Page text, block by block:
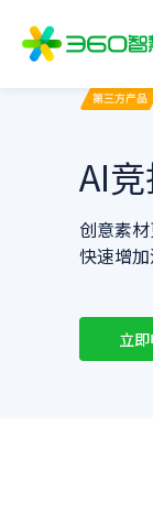
AI
创意素
快速增
立